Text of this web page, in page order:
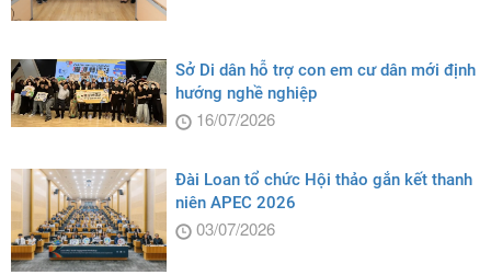
Sở Di dân hỗ trợ con em cư dân mới định
hướng nghề nghiệp
16/07/2026
Đài Loan tổ chức Hội thảo gắn kết thanh
niên APEC 2026
03/07/2026